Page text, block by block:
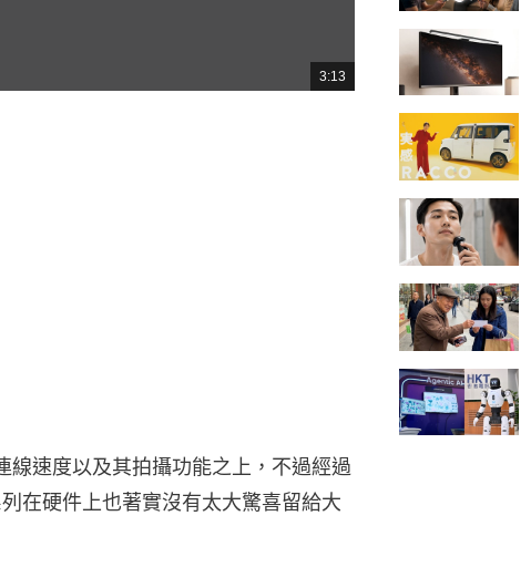
總
共
3:13
速度以及其拍攝功能之上，不過經過
在硬件上也著實沒有太大驚喜留給大